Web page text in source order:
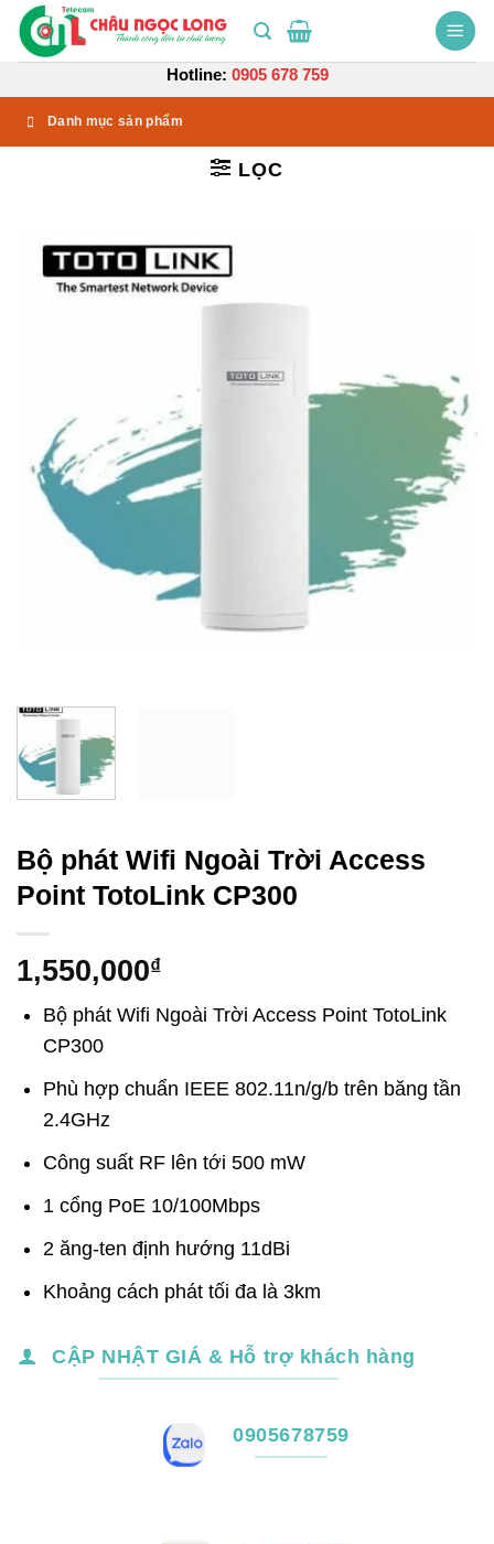
Bỏ
qua
Hotline: 0905 678 759
Danh mục sản phẩm
LỌC
Bộ phát Wifi Ngoài Trời Access
Point TotoLink CP300
1,550,000₫
Bộ phát Wifi Ngoài Trời Access Point TotoLink
CP300
Phù hợp chuẩn IEEE 802.11n/g/b trên băng tần
2.4GHz
Công suất RF lên tới 500 mW
1 cổng PoE 10/100Mbps
2 ăng-ten định hướng 11dBi
Khoảng cách phát tối đa là 3km
CẬP NHẬT GIÁ & Hỗ trợ khách hàng
0905678759